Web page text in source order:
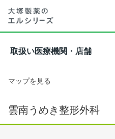
取扱い医療機関・店舗
マップを見る
雲南うめき整形外科